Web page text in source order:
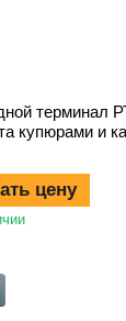
терминал
купюрами и
цену